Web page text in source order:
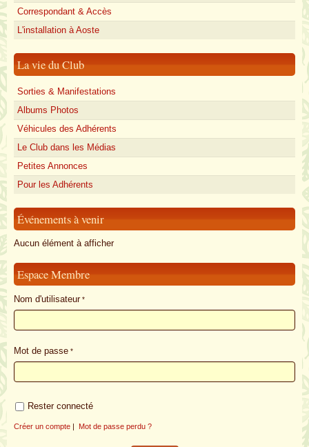
Correspondant & Accès
L'installation à Aoste
La vie du Club
Sorties & Manifestations
Albums Photos
Véhicules des Adhérents
Le Club dans les Médias
Petites Annonces
Pour les Adhérents
Événements à venir
Aucun élément à afficher
Espace Membre
Nom d'utilisateur
Mot de passe
Rester connecté
Créer un compte Mot de passe perdu ?